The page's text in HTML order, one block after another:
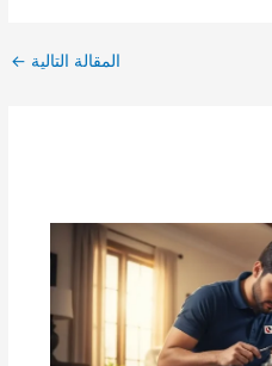
المقالة التالية ←